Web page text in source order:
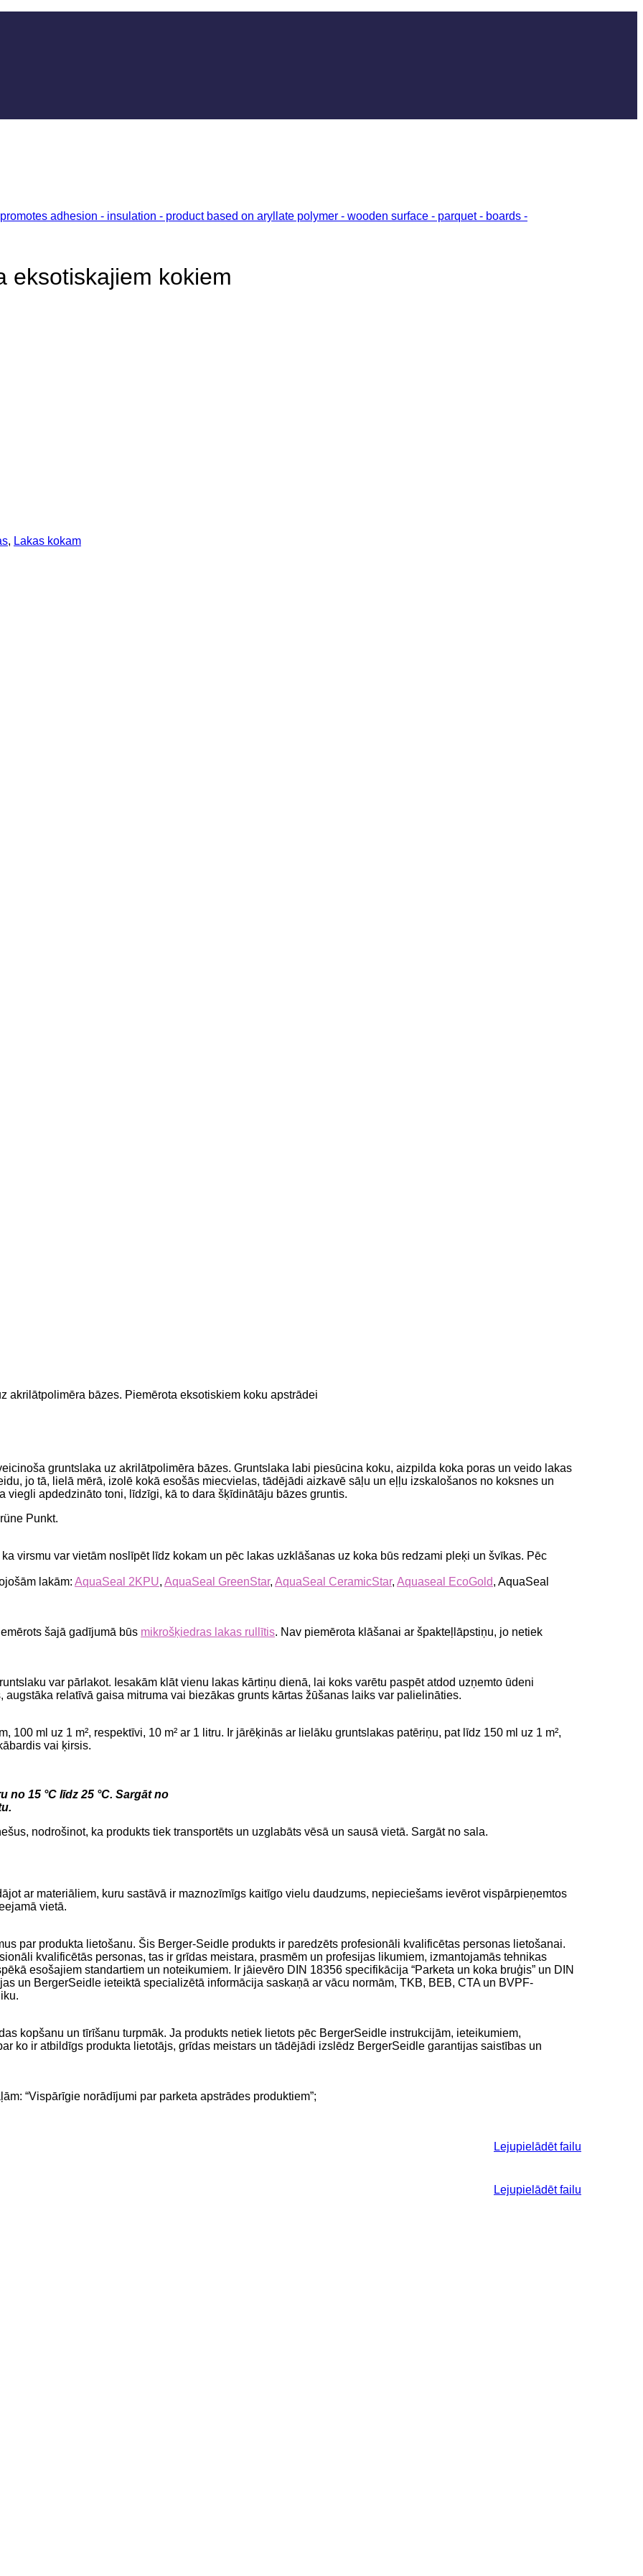
eksotiskajiem kokiem
, Lakas kokam
akrilātpolimēra bāzes. Piemērota eksotiskiem koku apstrādei
gruntslaka uz akrilātpolimēra bāzes. Gruntslaka labi piesūcina koku, aizpilda koka poras un veido lakas
jo tā, lielā mērā, izolē kokā esošās miecvielas, tādējādi aizkavē sāļu un eļļu izskalošanos no koksnes un
apdedzināto toni, līdzīgi, kā to dara šķīdinātāju bāzes gruntis.
Punkt.
virsmu var vietām noslīpēt līdz kokam un pēc lakas uzklāšanas uz koka būs redzami pleķi un švīkas. Pēc
lakām: AquaSeal 2KPU, AquaSeal GreenStar, AquaSeal CeramicStar, Aquaseal EcoGold, AquaSeal
šajā gadījumā būs mikrošķiedras lakas rullītis. Nav piemērota klāšanai ar špakteļlāpstiņu, jo netiek
var pārlakot. Iesakām klāt vienu lakas kārtiņu dienā, lai koks varētu paspēt atdod uzņemto ūdeni
relatīvā gaisa mitruma vai biezākas grunts kārtas žūšanas laiks var palielināties.
ml uz 1 m², respektīvi, 10 m² ar 1 litru. Ir jārēķinās ar lielāku gruntslakas patēriņu, pat līdz 150 ml uz 1 m²,
vai ķirsis.
15 °C līdz 25 °C. Sargāt no
nodrošinot, ka produkts tiek transportēts un uzglabāts vēsā un sausā vietā. Sargāt no sala.
ar materiāliem, kuru sastāvā ir maznozīmīgs kaitīgo vielu daudzums, nepieciešams ievērot vispārpieņemtos
vietā.
par produkta lietošanu. Šis Berger-Seidle produkts ir paredzēts profesionāli kvalificētas personas lietošanai.
kvalificētās personas, tas ir grīdas meistara, prasmēm un profesijas likumiem, izmantojamās tehnikas
esošajiem standartiem un noteikumiem. Ir jāievēro DIN 18356 specifikācija “Parketa un koka bruģis” un DIN
un BergerSeidle ieteiktā specializētā informācija saskaņā ar vācu normām, TKB, BEB, CTA un BVPF-
kopšanu un tīrīšanu turpmāk. Ja produkts netiek lietots pēc BergerSeidle instrukcijām, ieteikumiem,
ko ir atbildīgs produkta lietotājs, grīdas meistars un tādējādi izslēdz BergerSeidle garantijas saistības un
“Vispārīgie norādījumi par parketa apstrādes produktiem”;
Lejupielādēt failu
Lejupielādēt failu